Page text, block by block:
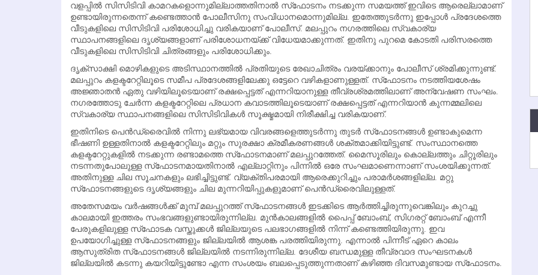
വളപ്പില്‍ സിസിടിവി കാമറകളൊന്നുമില്ലാത്തതിനാല്‍ സ്‌ഫോടനം നടക്കുന്ന സമയത്ത് ഇവിടെ ആരെല്ലാമാണ്
ഉണ്ടായിരുന്നതെന്ന് കണ്ടെത്താന്‍ പോലീസിനു സംവിധാനമൊന്നുമില്ല. ഇതേത്തുടര്‍ന്നു ഇപ്പോള്‍ പ്രദേശത്തെ
വീടുകളിലെ സിസിടിവി പരിശോധിച്ചു വരികയാണ് പോലീസ്. മലപ്പുറം നഗരത്തിലെ സ്വകാര്യ
സ്ഥാപനങ്ങളിലെ ദൃശ്യങ്ങളാണ് പരിശോധനയ്ക്ക് വിധേയമാക്കുന്നത്. ഇതിനു പുറമെ കോടതി പരിസരത്തെ
വീടുകളിലെ സിസിടിവി ചിത്രങ്ങളും പരിശോധിക്കും.
ദൃക്‌സാക്ഷി മൊഴികളുടെ അടിസ്ഥാനത്തില്‍ പ്രതിയുടെ രേഖാചിത്രം വരയ്ക്കാനും പോലീസ് ശ്രമിക്കുന്നുണ്ട്.
മലപ്പുറം കളക്ടറേറ്റിലൂടെ സമീപ പ്രദേശങ്ങളിലേക്കു ഒട്ടേറെ വഴികളാണുള്ളത്. സ്‌ഫോടനം നടത്തിയശേഷം
അജ്ഞാതന്‍ ഏതു വഴിയിലൂടെയാണ് രക്ഷപ്പെട്ടത് എന്നറിയാനുള്ള തീവ്രശ്രമത്തിലാണ് അന്വേഷണ സംഘം.
നഗരത്തോടു ചേര്‍ന്ന കളക്ടറേറ്റിലെ പ്രധാന കവാടത്തിലൂടെയാണ് രക്ഷപ്പെട്ടത് എന്നറിയാന്‍ കുന്നമ്മലിലെ
സ്വകാര്യ സ്ഥാപനങ്ങളിലെ സിസിടിവികള്‍ സൂക്ഷ്മമായി നിരീക്ഷിച്ച വരികയാണ്.
ഇതിനിടെ പെന്‍ഡ്രൈവില്‍ നിന്നു ലഭ്യമായ വിവരങ്ങളെത്തുടര്‍ന്നു തുടര്‍ സ്‌ഫോടനങ്ങള്‍ ഉണ്ടാകുമെന്ന
ഭീഷണി ഉള്ളതിനാല്‍ കളക്ടറേറ്റിലും മറ്റും സുരക്ഷാ ക്രമീകരണങ്ങള്‍ ശക്തമാക്കിയിട്ടുണ്ട്. സംസ്ഥാനത്തെ
കളക്ടറേറ്റുകളില്‍ നടക്കുന്ന രണ്ടാമത്തെ സ്‌ഫോടനമാണ് മലപ്പുറത്തേത്. മൈസൂരിലും കൊല്ലത്തും ചിറ്റൂരിലും
നടന്നതുപോലുള്ള സ്‌ഫോടനമായതിനാല്‍ എല്ലാറ്റിനും പിന്നില്‍ ഒരേ സംഘമാണെന്നാണ് സംശയിക്കുന്നത്.
അതിനുള്ള ചില സൂചനകളും ലഭിച്ചിട്ടുണ്ട്. വ്യക്തിപരമായി ആരെക്കുറിച്ചും പരാമര്‍ശങ്ങളില്ല. മറ്റു
സ്‌ഫോടനങ്ങളുടെ ദൃശ്യങ്ങളും ചില മുന്നറിയിപ്പുകളുമാണ് പെന്‍ഡ്രൈവിലുള്ളത്.
അതേസമയം വര്‍ഷങ്ങള്‍ക്ക് മുമ്പ് മലപ്പുറത്ത് സ്‌ഫോടനങ്ങള്‍ ഇടക്കിടെ ആര്‍ത്തിച്ചിരുന്നുവെങ്കിലും കുറച്ചു
കാലമായി ഇത്തരം സംഭവങ്ങളുണ്ടായിരുന്നില്ല. മുന്‍കാലങ്ങളില്‍ പൈപ്പ് ബോംബ്, സിഗരറ്റ് ബോംബ് എന്നീ
പേരുകളിലുള്ള സ്‌ഫോടക വസ്തുക്കള്‍ ജില്ലയുടെ പലഭാഗങ്ങളില്‍ നിന്ന് കണ്ടെത്തിയിരുന്നു. ഇവ
ഉപയോഗിച്ചുള്ള സ്‌ഫോടനങ്ങളും ജില്ലയില്‍ ആശങ്ക പരത്തിയിരുന്നു. എന്നാല്‍ പിന്നീട് ഏറെ കാലം
ആസുത്രിത സ്‌ഫോടനങ്ങള്‍ ജില്ലയില്‍ നടന്നിരുന്നില്ല. ദേശീയ ബന്ധമുള്ള തീവ്രവാദ സംഘടനകള്‍
ജില്ലയില്‍ കടന്നു കയറിയിട്ടുണ്ടോ എന്ന സംശയം ബലപ്പെടുത്തുന്നതാണ് കഴിഞ്ഞ ദിവസമുണ്ടായ സ്‌ഫോടനം.